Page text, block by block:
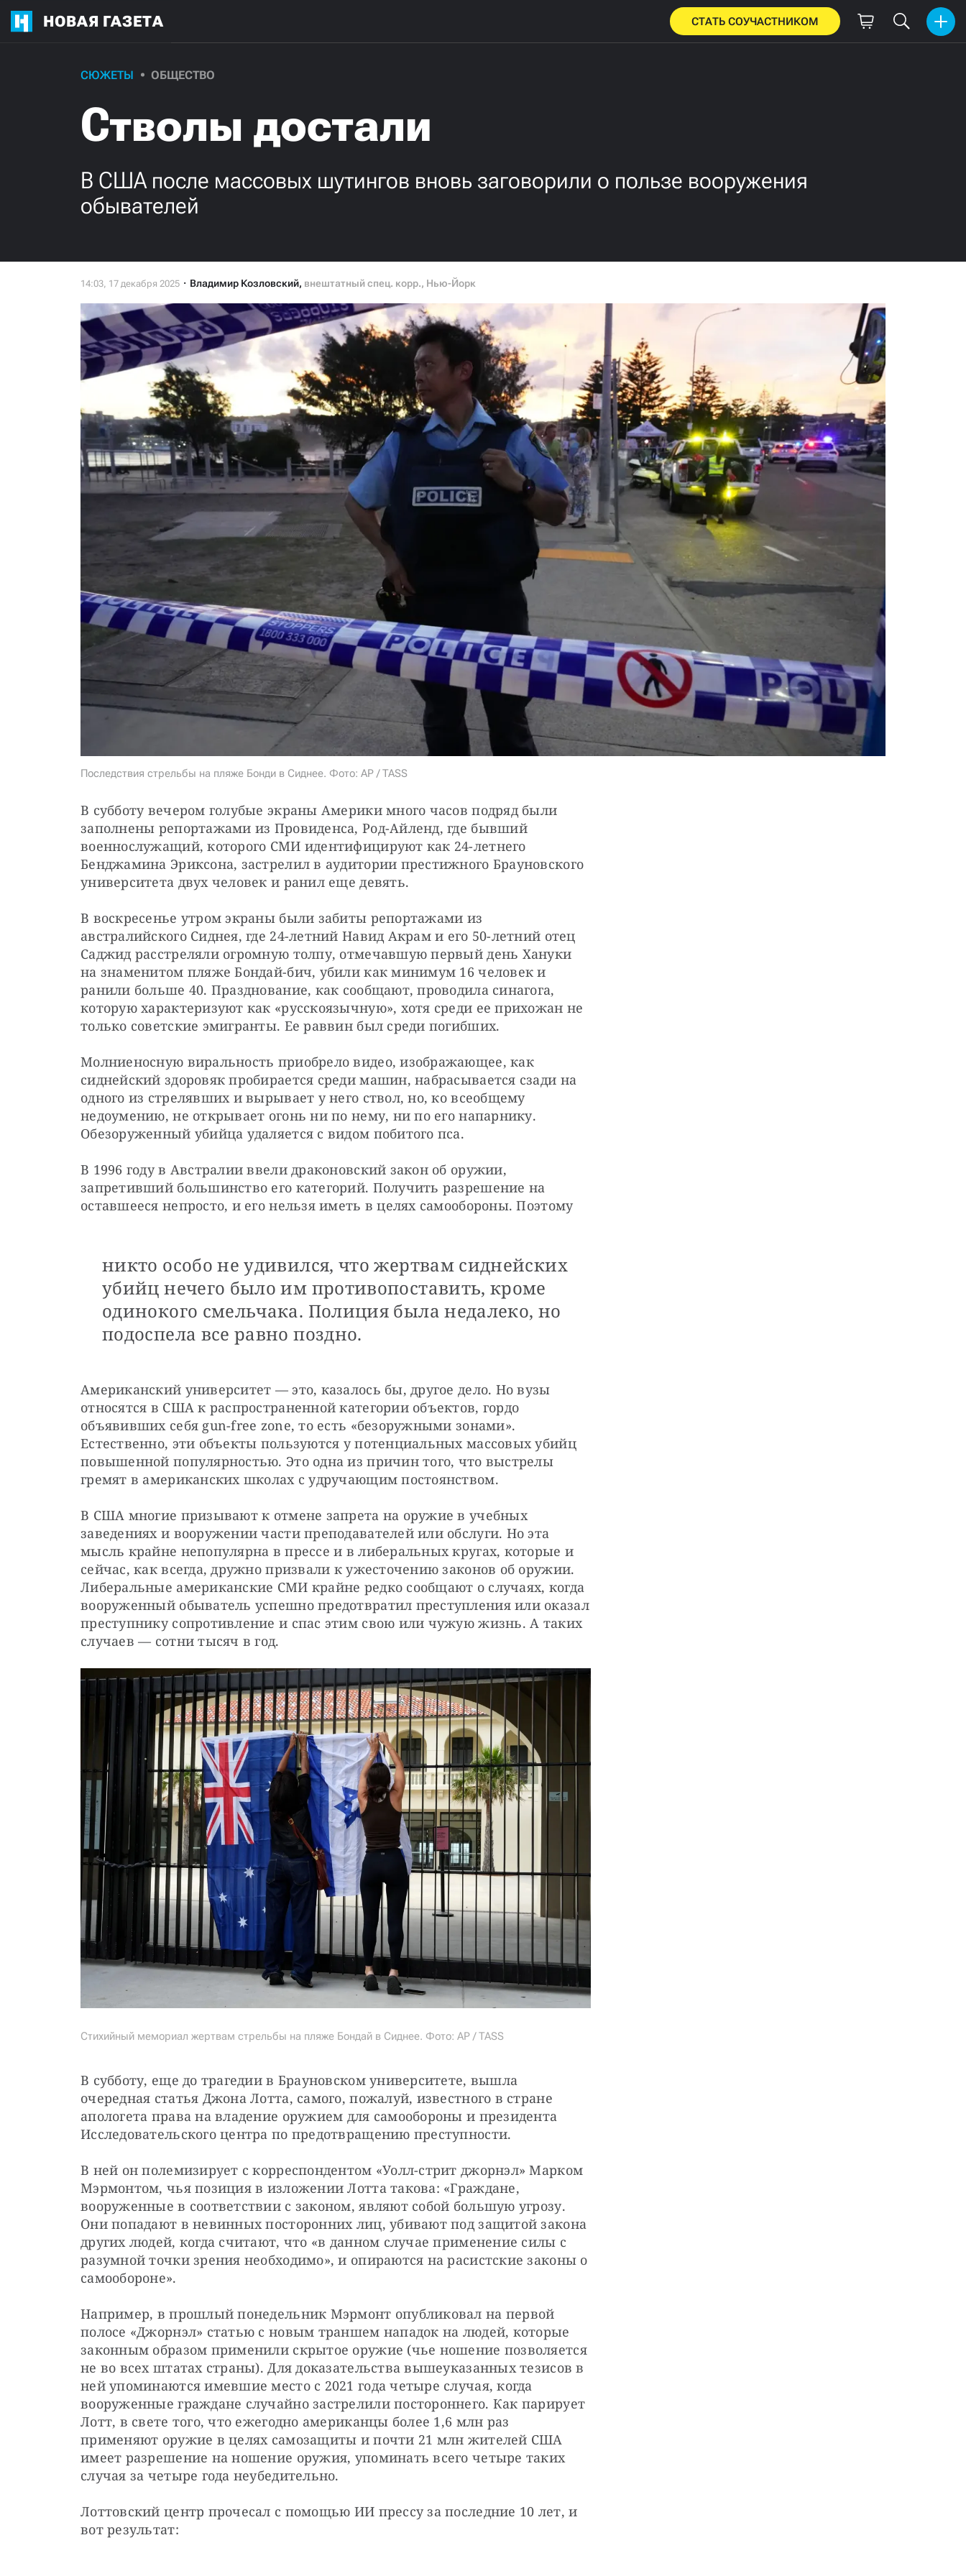
НОВАЯ ГАЗЕТА СТАТЬ СОУЧАСТНИКОМ
СЮЖЕТЫ ОБЩЕСТВО
Стволы достали
В США после массовых шутингов вновь заговорили о пользе вооружения
обывателей
Владимир Козловский, внештатный спец. корр., Нью-Йорк
Последствия стрельбы на пляже Бонди в Сиднее. Фото: AP / TASS
В субботу вечером голубые экраны Америки много часов подряд были
заполнены репортажами из Провиденса, Род-Айленд, где бывший
военнослужащий, которого СМИ идентифицируют как 24-летнего
Бенджамина Эриксона, застрелил в аудитории престижного Брауновского
университета двух человек и ранил еще девять.
В воскресенье утром экраны были забиты репортажами из
австралийского Сиднея, где 24-летний Навид Акрам и его 50-летний отец
Саджид расстреляли огромную толпу, отмечавшую первый день Хануки
на знаменитом пляже Бондай-бич, убили как минимум 16 человек и
ранили больше 40. Празднование, как сообщают, проводила синагога,
которую характеризуют как «русскоязычную», хотя среди ее прихожан не
только советские эмигранты. Ее раввин был среди погибших.
Молниеносную виральность приобрело видео, изображающее, как
сиднейский здоровяк пробирается среди машин, набрасывается сзади на
одного из стрелявших и вырывает у него ствол, но, ко всеобщему
недоумению, не открывает огонь ни по нему, ни по его напарнику.
Обезоруженный убийца удаляется с видом побитого пса.
В 1996 году в Австралии ввели драконовский закон об оружии,
запретивший большинство его категорий. Получить разрешение на
оставшееся непросто, и его нельзя иметь в целях самообороны. Поэтому
никто особо не удивился, что жертвам сиднейских
убийц нечего было им противопоставить, кроме
одинокого смельчака. Полиция была недалеко, но
подоспела все равно поздно.
Американский университет — это, казалось бы, другое дело. Но вузы
относятся в США к распространенной категории объектов, гордо
объявивших себя gun-free zone, то есть «безоружными зонами».
Естественно, эти объекты пользуются у потенциальных массовых убийц
повышенной популярностью. Это одна из причин того, что выстрелы
гремят в американских школах с удручающим постоянством.
В США многие призывают к отмене запрета на оружие в учебных
заведениях и вооружении части преподавателей или обслуги. Но эта
мысль крайне непопулярна в прессе и в либеральных кругах, которые и
сейчас, как всегда, дружно призвали к ужесточению законов об оружии.
Либеральные американские СМИ крайне редко сообщают о случаях, когда
вооруженный обыватель успешно предотвратил преступления или оказал
преступнику сопротивление и спас этим свою или чужую жизнь. А таких
случаев — сотни тысяч в год.
Стихийный мемориал жертвам стрельбы на пляже Бондай в Сиднее. Фото: AP / TASS
В субботу, еще до трагедии в Брауновском университете, вышла
очередная статья Джона Лотта, самого, пожалуй, известного в стране
апологета права на владение оружием для самообороны и президента
Исследовательского центра по предотвращению преступности.
В ней он полемизирует с корреспондентом «Уолл-стрит джорнэл» Марком
Мэрмонтом, чья позиция в изложении Лотта такова: «Граждане,
вооруженные в соответствии с законом, являют собой большую угрозу.
Они попадают в невинных посторонних лиц, убивают под защитой закона
других людей, когда считают, что «в данном случае применение силы с
разумной точки зрения необходимо», и опираются на расистские законы о
самообороне».
Например, в прошлый понедельник Мэрмонт опубликовал на первой
полосе «Джорнэл» статью с новым траншем нападок на людей, которые
законным образом применили скрытое оружие (чье ношение позволяется
не во всех штатах страны). Для доказательства вышеуказанных тезисов в
ней упоминаются имевшие место с 2021 года четыре случая, когда
вооруженные граждане случайно застрелили постороннего. Как парирует
Лотт, в свете того, что ежегодно американцы более 1,6 млн раз
применяют оружие в целях самозащиты и почти 21 млн жителей США
имеет разрешение на ношение оружия, упоминать всего четыре таких
случая за четыре года неубедительно.
Лоттовский центр прочесал с помощью ИИ прессу за последние 10 лет, и
вот результат: